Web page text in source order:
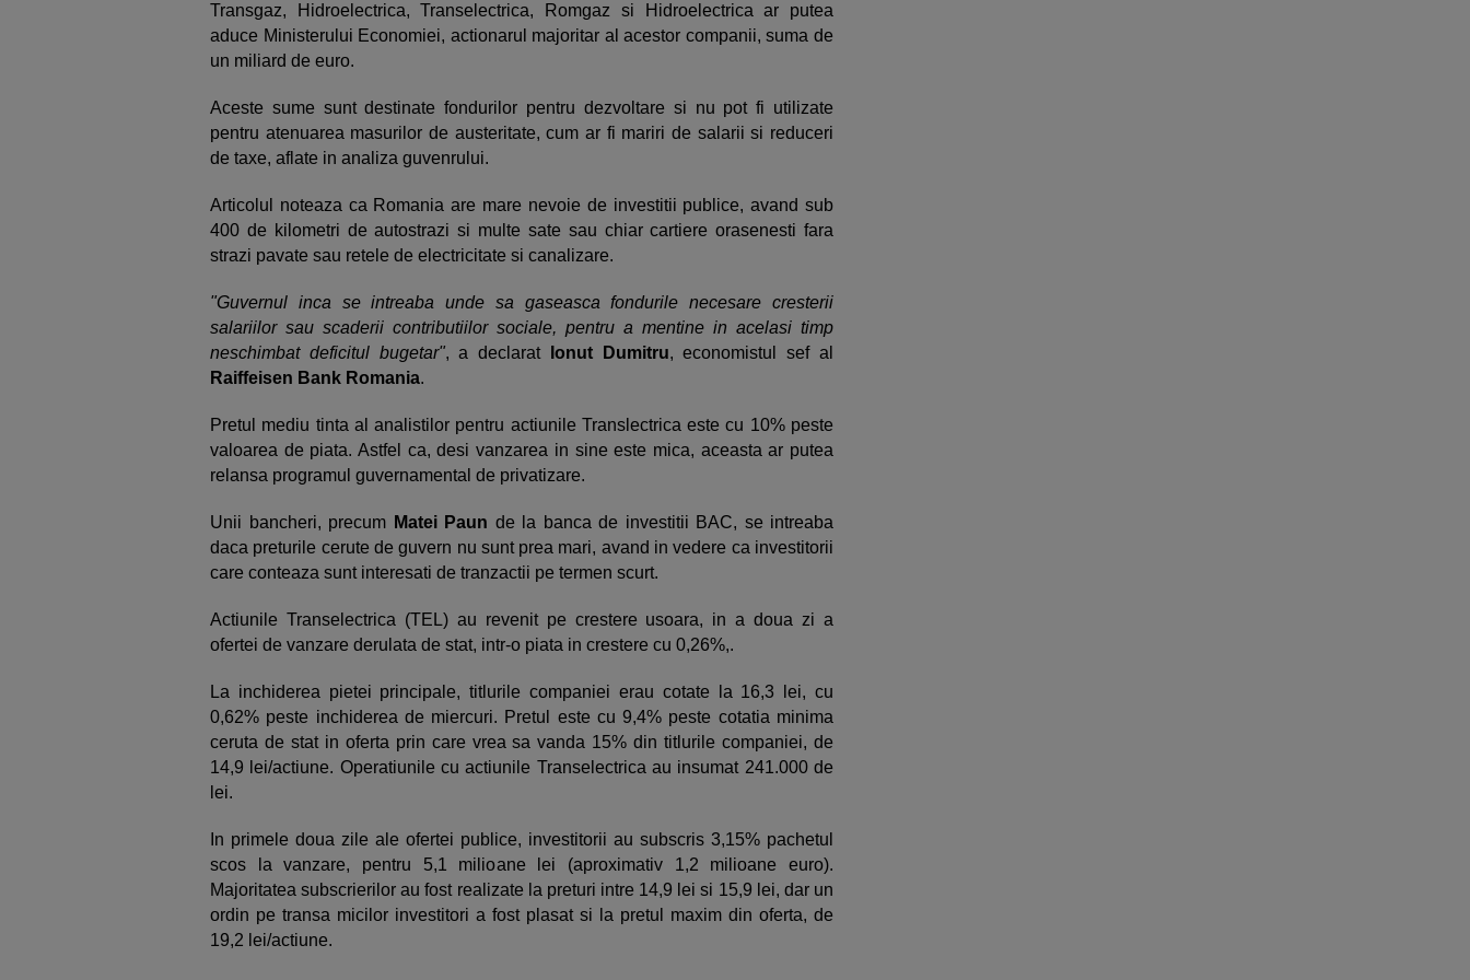
Transgaz, Hidroelectrica, Transelectrica, Romgaz si Hidroelectrica ar putea
aduce Ministerului Economiei, actionarul majoritar al acestor companii, suma de
un miliard de euro.
Aceste sume sunt destinate fondurilor pentru dezvoltare si nu pot fi utilizate
pentru atenuarea masurilor de austeritate, cum ar fi mariri de salarii si reduceri
de taxe, aflate in analiza guvenrului.
Articolul noteaza ca Romania are mare nevoie de investitii publice, avand sub
400 de kilometri de autostrazi si multe sate sau chiar cartiere orasenesti fara
strazi pavate sau retele de electricitate si canalizare.
"Guvernul inca se intreaba unde sa gaseasca fondurile necesare cresterii
salariilor sau scaderii contributiilor sociale, pentru a mentine in acelasi timp
neschimbat deficitul bugetar", a declarat Ionut Dumitru, economistul sef al
Raiffeisen Bank Romania.
Pretul mediu tinta al analistilor pentru actiunile Translectrica este cu 10% peste
valoarea de piata. Astfel ca, desi vanzarea in sine este mica, aceasta ar putea
relansa programul guvernamental de privatizare.
Unii bancheri, precum Matei Paun de la banca de investitii BAC, se intreaba
daca preturile cerute de guvern nu sunt prea mari, avand in vedere ca investitorii
care conteaza sunt interesati de tranzactii pe termen scurt.
Actiunile Transelectrica (TEL) au revenit pe crestere usoara, in a doua zi a
ofertei de vanzare derulata de stat, intr-o piata in crestere cu 0,26%,.
La inchiderea pietei principale, titlurile companiei erau cotate la 16,3 lei, cu
0,62% peste inchiderea de miercuri. Pretul este cu 9,4% peste cotatia minima
ceruta de stat in oferta prin care vrea sa vanda 15% din titlurile companiei, de
14,9 lei/actiune. Operatiunile cu actiunile Transelectrica au insumat 241.000 de
lei.
In primele doua zile ale ofertei publice, investitorii au subscris 3,15% pachetul
scos la vanzare, pentru 5,1 milioane lei (aproximativ 1,2 milioane euro).
Majoritatea subscrierilor au fost realizate la preturi intre 14,9 lei si 15,9 lei, dar un
ordin pe transa micilor investitori a fost plasat si la pretul maxim din oferta, de
19,2 lei/actiune.